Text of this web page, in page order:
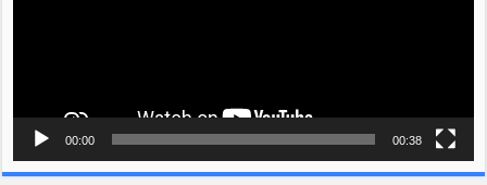
00:00 00:38